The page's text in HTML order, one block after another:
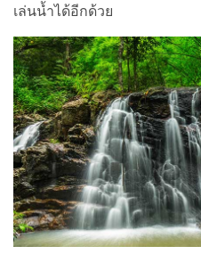
เล่นน้ำได้อีกด้วย